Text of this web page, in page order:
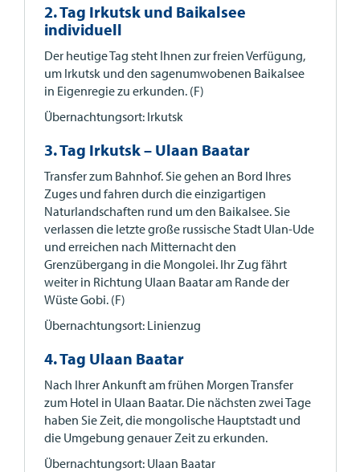
2. Tag Irkutsk und Baikalsee
individuell
Der heutige Tag steht Ihnen zur freien Verfügung,
um Irkutsk und den sagenumwobenen Baikalsee
in Eigenregie zu erkunden. (F)
Übernachtungsort: Irkutsk
3. Tag Irkutsk – Ulaan Baatar
Transfer zum Bahnhof. Sie gehen an Bord Ihres
Zuges und fahren durch die einzigartigen
Naturlandschaften rund um den Baikalsee. Sie
verlassen die letzte große russische Stadt Ulan-Ude
und erreichen nach Mitternacht den
Grenzübergang in die Mongolei. Ihr Zug fährt
weiter in Richtung Ulaan Baatar am Rande der
Wüste Gobi. (F)
Übernachtungsort: Linienzug
4. Tag Ulaan Baatar
Nach Ihrer Ankunft am frühen Morgen Transfer
zum Hotel in Ulaan Baatar. Die nächsten zwei Tage
haben Sie Zeit, die mongolische Hauptstadt und
die Umgebung genauer Zeit zu erkunden.
Übernachtungsort: Ulaan Baatar